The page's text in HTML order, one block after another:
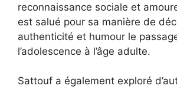
reconnaissance sociale et
est salué pour sa manière de
authenticité et humour le
l’adolescence à l’âge adulte.
Sattouf a également exploré